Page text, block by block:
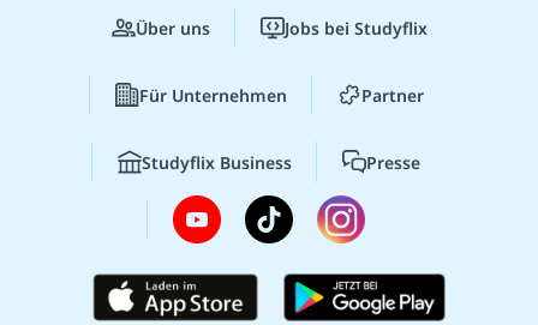
Über uns Jobs bei Studyflix
Für Unternehmen Partner
Studyflix Business Presse